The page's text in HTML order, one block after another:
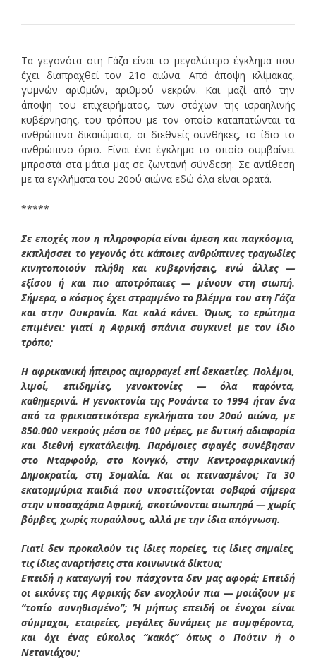
Τα γεγονότα στη Γάζα είναι το μεγαλύτερο έγκλημα που
έχει διαπραχθεί τον 21ο αιώνα. Από άποψη κλίμακας,
γυμνών αριθμών, αριθμού νεκρών. Και μαζί από την
άποψη του επιχειρήματος, των στόχων της ισραηλινής
κυβέρνησης, του τρόπου με τον οποίο καταπατώνται τα
ανθρώπινα δικαιώματα, οι διεθνείς συνθήκες, το ίδιο το
ανθρώπινο όριο. Είναι ένα έγκλημα το οποίο συμβαίνει
μπροστά στα μάτια μας σε ζωντανή σύνδεση. Σε αντίθεση
με τα εγκλήματα του 20ού αιώνα εδώ όλα είναι ορατά.
*****
Σε εποχές που η πληροφορία είναι άμεση και παγκόσμια,
εκπλήσσει το γεγονός ότι κάποιες ανθρώπινες τραγωδίες
κινητοποιούν πλήθη και κυβερνήσεις, ενώ άλλες —
εξίσου ή και πιο αποτρόπαιες — μένουν στη σιωπή.
Σήμερα, ο κόσμος έχει στραμμένο το βλέμμα του στη Γάζα
και στην Ουκρανία. Και καλά κάνει. Όμως, το ερώτημα
επιμένει: γιατί η Αφρική σπάνια συγκινεί με τον ίδιο
τρόπο;
Η αφρικανική ήπειρος αιμορραγεί επί δεκαετίες. Πολέμοι,
λιμοί, επιδημίες, γενοκτονίες — όλα παρόντα,
καθημερινά. Η γενοκτονία της Ρουάντα το 1994 ήταν ένα
από τα φρικιαστικότερα εγκλήματα του 20ού αιώνα, με
850.000 νεκρούς μέσα σε 100 μέρες, με δυτική αδιαφορία
και διεθνή εγκατάλειψη. Παρόμοιες σφαγές συνέβησαν
στο Νταρφούρ, στο Κονγκό, στην Κεντροαφρικανική
Δημοκρατία, στη Σομαλία. Και οι πεινασμένοι; Τα 30
εκατομμύρια παιδιά που υποσιτίζονται σοβαρά σήμερα
στην υποσαχάρια Αφρική, σκοτώνονται σιωπηρά — χωρίς
βόμβες, χωρίς πυραύλους, αλλά με την ίδια απόγνωση.
Γιατί δεν προκαλούν τις ίδιες πορείες, τις ίδιες σημαίες,
τις ίδιες αναρτήσεις στα κοινωνικά δίκτυα;
Επειδή η καταγωγή του πάσχοντα δεν μας αφορά; Επειδή
οι εικόνες της Αφρικής δεν ενοχλούν πια — μοιάζουν με
“τοπίο συνηθισμένο”; Ή μήπως επειδή οι ένοχοι είναι
σύμμαχοι, εταιρείες, μεγάλες δυνάμεις με συμφέροντα,
και όχι ένας εύκολος “κακός” όπως ο Πούτιν ή ο
Νετανιάχου;